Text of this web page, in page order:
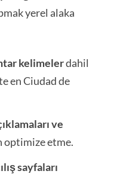
yerel alaka
kelimelerdahil
en Ciudad de
ve
optimize etme.
sayfaları